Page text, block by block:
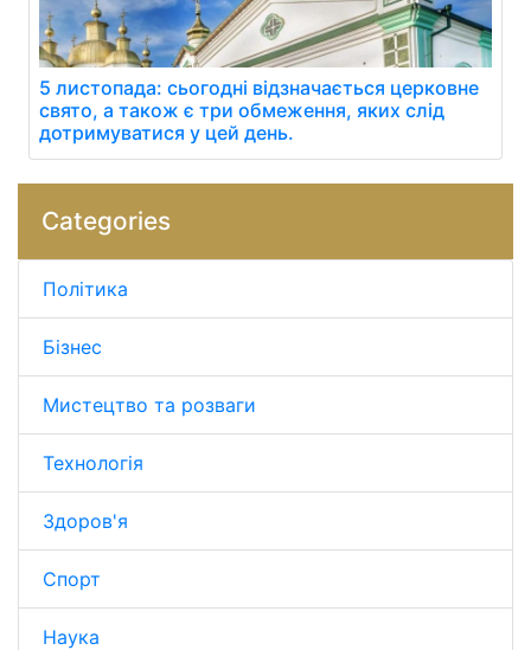
5 листопада: сьогодні відзначається церковне
свято, а також є три обмеження, яких слід
дотримуватися у цей день.
Categories
Політика
Бізнес
Мистецтво та розваги
Технологія
Здоров'я
Спорт
Наука